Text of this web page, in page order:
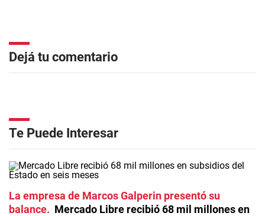
Dejá tu comentario
Te Puede Interesar
La empresa de Marcos Galperin presentó su
balance
Mercado Libre recibió 68 mil millones en